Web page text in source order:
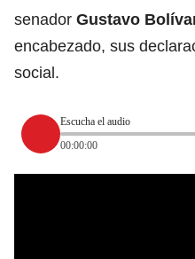
senador Gustavo
encabezado, sus
social.
Escucha el audio
00:00:00